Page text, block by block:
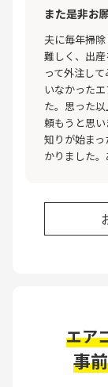
また是非お
夫に毎年掃
難しく、出
って外注し
いなかった
た。思った
頼もうと思
知りが始ま
かりました
エア
事